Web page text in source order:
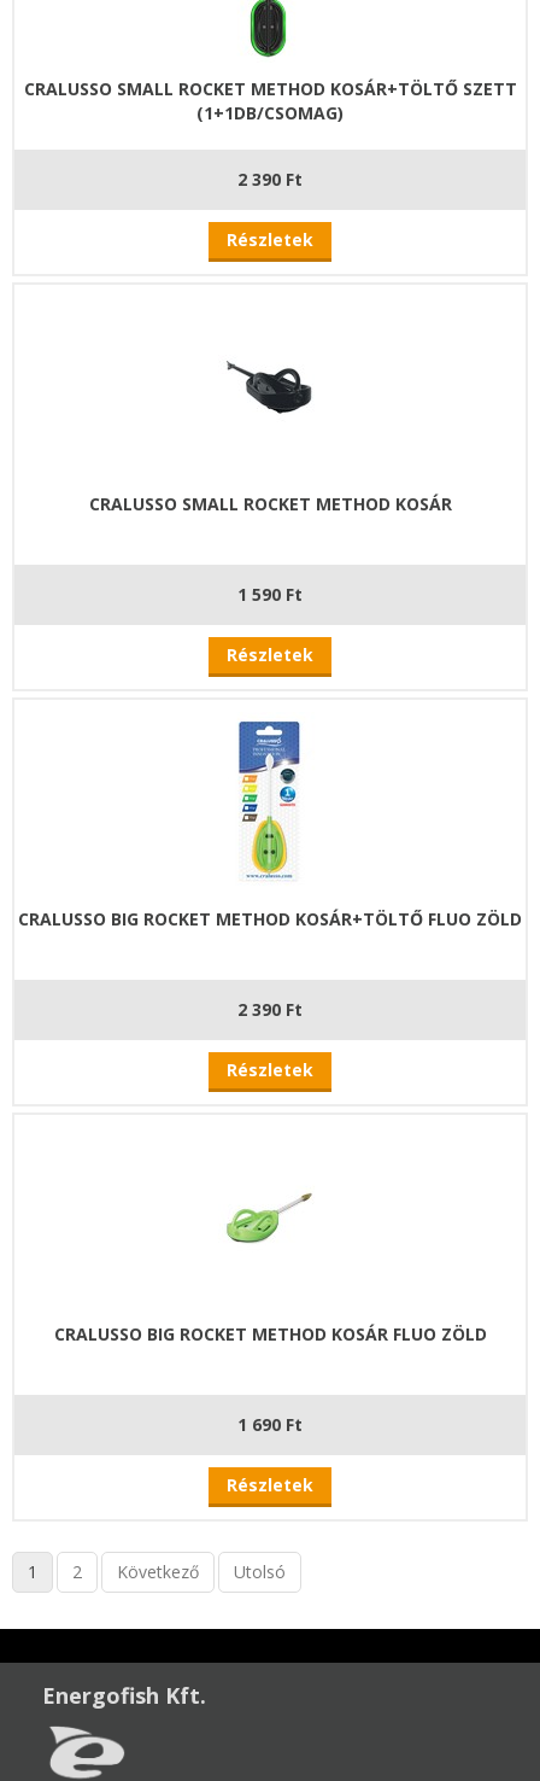
CRALUSSO SMALL ROCKET METHOD KOSÁR+TÖLTŐ SZETT
(1+1DB/CSOMAG)
2 390 Ft
Részletek
CRALUSSO SMALL ROCKET METHOD KOSÁR
1 590 Ft
Részletek
CRALUSSO BIG ROCKET METHOD KOSÁR+TÖLTŐ FLUO ZÖLD
2 390 Ft
Részletek
CRALUSSO BIG ROCKET METHOD KOSÁR FLUO ZÖLD
1 690 Ft
Részletek
1 2 Következő Utolsó
Energofish Kft.